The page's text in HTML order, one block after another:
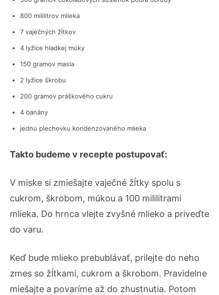
800 mililitrov mlieka
7 vaječných žĺtkov
4 lyžice hladkej múky
150 gramov masla
2 lyžice škrobu
200 gramov práškového cukru
4 banány
jednu plechovku kondenzovaného mlieka
Takto budeme v recepte postupovať:
V miske si zmiešajte vaječné žĺtky spolu s
cukrom, škrobom, múkou a 100 mililitrami
mlieka. Do hrnca vlejte zvyšné mlieko a priveďte
do varu.
Keď bude mlieko prebublávať, prilejte do neho
zmes so žĺtkami, cukrom a škrobom. Pravidelne
miešajte a povaríme až do zhustnutia. Potom